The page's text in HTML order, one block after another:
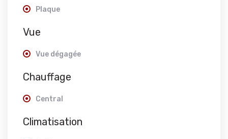
Plaque
Vue
Vue dégagée
Chauffage
Central
Climatisation